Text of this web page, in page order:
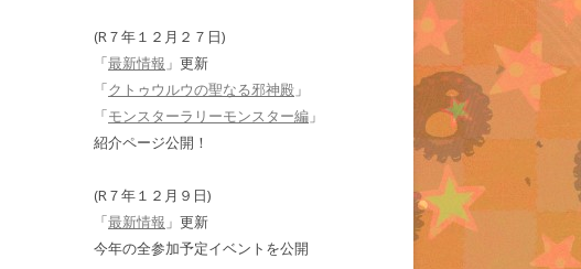
(R７年１２月２７日)
「最新情報 」更新
「クトゥウルウの聖なる邪神殿 」
「モンスターラリーモンスター編 」
紹介ページ公開！
(R７年１２月９日)
「最新情報 」更新
今年の全参加予定イベントを公開